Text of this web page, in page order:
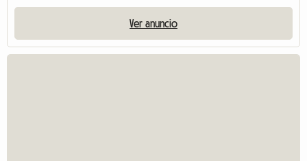
Ver anuncio